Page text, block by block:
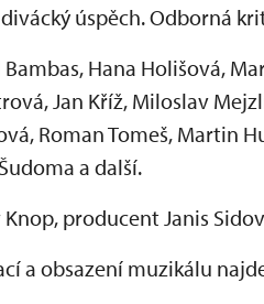
úspěch. Odborná
Hana Holišová,
Jan Kříž, Miloslav
Roman Tomeš, Martin
a další.
Knop, producent Janis
a obsazení muzikálu